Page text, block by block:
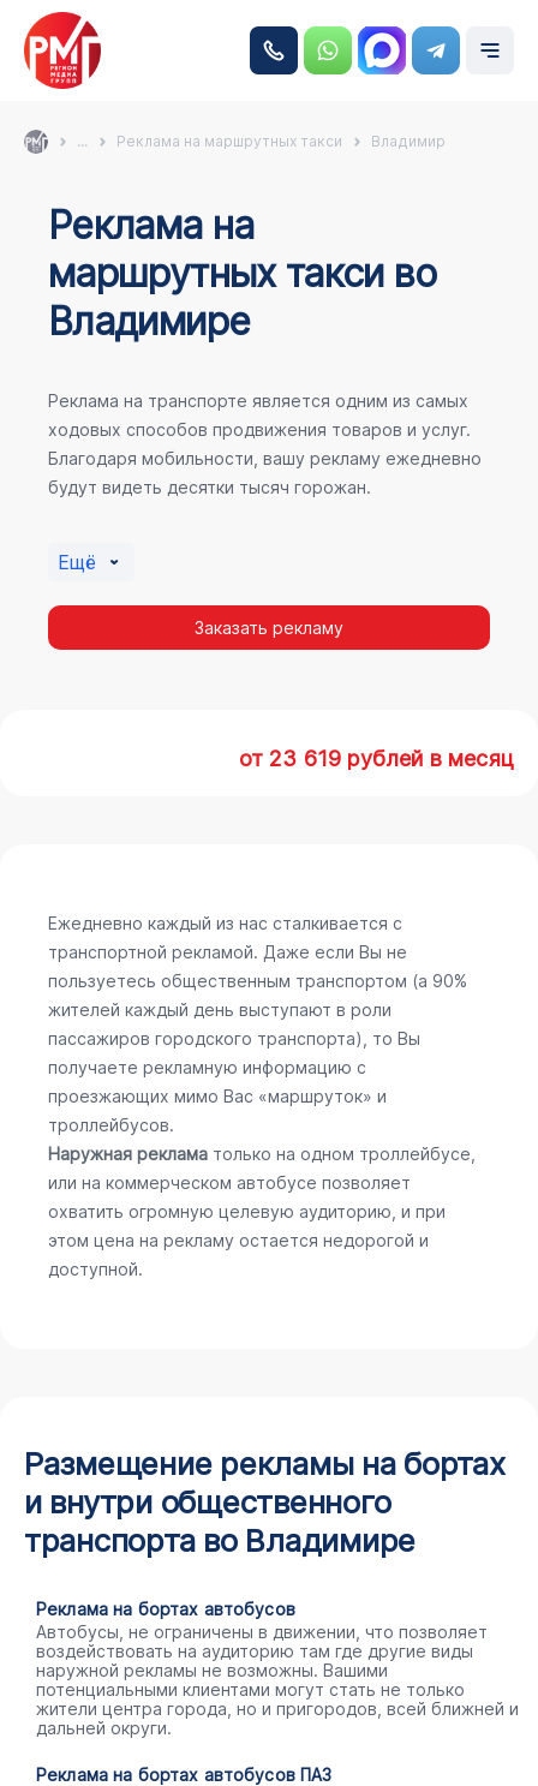
... Реклама на маршрутных такси Владимир
Реклама на
маршрутных такси во
Владимире
Реклама на транспорте является одним из самых
ходовых способов продвижения товаров и услуг.
Благодаря мобильности, вашу рекламу ежедневно
будут видеть десятки тысяч горожан.
Ещё
Заказать рекламу
от 23 619 рублей в месяц
Ежедневно каждый из нас сталкивается с
транспортной рекламой. Даже если Вы не
пользуетесь общественным транспортом (а 90%
жителей каждый день выступают в роли
пассажиров городского транспорта), то Вы
получаете рекламную информацию с
проезжающих мимо Вас «маршруток» и
троллейбусов.
Наружная реклама только на одном троллейбусе,
или на коммерческом автобусе позволяет
охватить огромную целевую аудиторию, и при
этом цена на рекламу остается недорогой и
доступной.
Размещение рекламы на бортах
и внутри общественного
транспорта во Владимире
Реклама на бортах автобусов
Автобусы, не ограничены в движении, что позволяет
воздействовать на аудиторию там где другие виды
наружной рекламы не возможны. Вашими
потенциальными клиентами могут стать не только
жители центра города, но и пригородов, всей ближней и
дальней округи.
Реклама на бортах автобусов ПАЗ